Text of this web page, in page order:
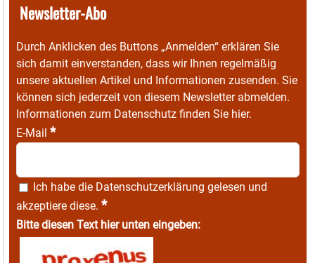
Newsletter-Abo
Durch Anklicken des Buttons „Anmelden“ erklären Sie
sich damit einverstanden, dass wir Ihnen regelmäßig
unsere aktuellen Artikel und Informationen zusenden. Sie
können sich jederzeit von diesem Newsletter abmelden.
Informationen zum Datenschutz finden Sie hier.
E-Mail *
Ich habe die Datenschutzerklärung gelesen und
akzeptiere diese. *
Bitte diesen Text hier unten eingeben: